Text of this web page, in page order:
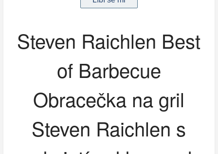
Steven Raichlen Best
of Barbecue
Obracečka na gril
Steven Raichlen s